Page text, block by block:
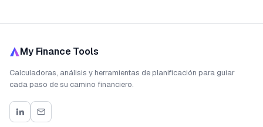
My Finance Tools
Calculadoras, análisis y herramientas de planificación para guiar
cada paso de su camino financiero.